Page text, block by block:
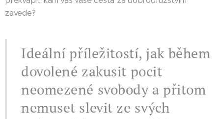
zavede?
Ideální příležitostí, jak během
dovolené zakusit pocit
neomezené svobody a přitom
nemuset slevit ze svých